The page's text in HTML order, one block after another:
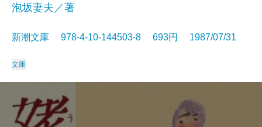
泡坂妻夫／著
新潮文庫 978-4-10-144503-8 693円 1987/07/31
文庫